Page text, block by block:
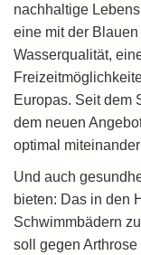
nachhaltige
eine mit der
Wasserqualität,
Europas. Seit dem
dem neuen
optimal
Und auch
bieten: Das in den
Schwimmbädern
soll gegen